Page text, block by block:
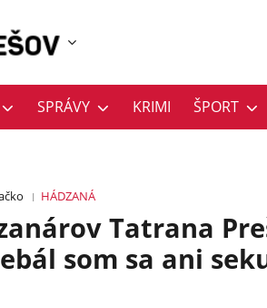
SPRÁVY KRIMI ŠPORT
HÁDZANÁ
Tatrana
som sa ani